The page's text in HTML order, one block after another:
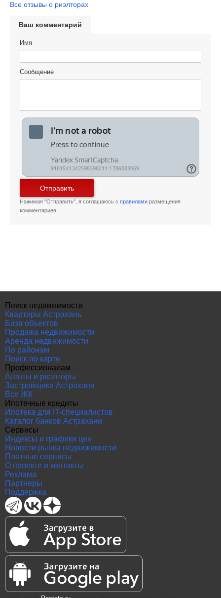
Все отзывы о риэлторах
Ваш комментарий
Имя
Сообщение
Отправить
Нажимая "Отправить", я соглашаюсь с правилами размещения
комментариев
Поиск недвижимости
Квартиры Астрахань
База объектов
Продажа недвижимости
Аренда недвижимости
По районам
Поиск по карте
Профессионалам
Агенты и риэлторы
Застройщики Астрахани
Все ЖК
Ипотечные кредиты
Ипотека для IT-специалистов
Каталог банков Астрахани
Сервисы
Индексы и графики цен
Новости рынка недвижимости
Платные сервисы
О проекте и контакты
Реклама
Партнеры
Поддержка